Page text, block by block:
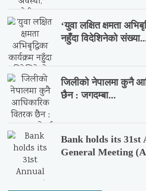
‘युवा लक्षित क्षमता
नहुँदा विदेशिनेको
जिलीको नेपालमा कुनै
छैन : जगदम्बा...
Bank holds its 31st
General Meeting